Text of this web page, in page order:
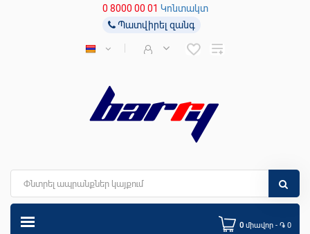
0 8000 00 01 Կոնտակտ
Պատվիրել զանգ
0 միավոր - ֏ 0